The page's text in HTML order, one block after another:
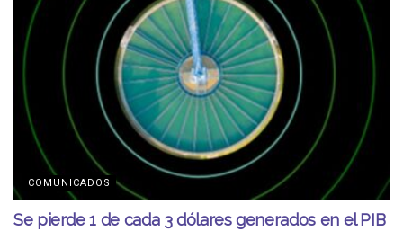
COMUNICADOS
Se pierde 1 de cada 3 dólares generados en el PIB